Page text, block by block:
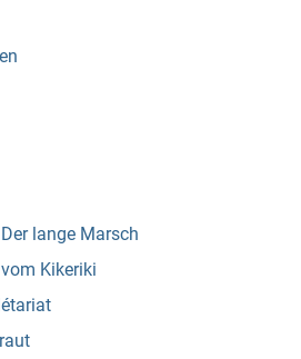
lange Marsch
Kikeriki